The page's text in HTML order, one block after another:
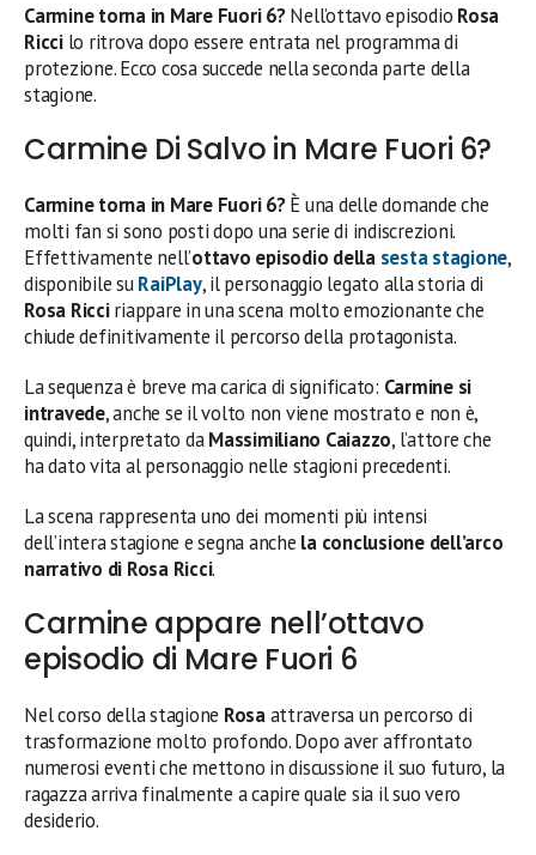
Carmine torna in Mare Fuori 6?Nell’ottavo episodio Rosa
Ricci lo ritrova dopo essere entrata nel programma di
protezione. Ecco cosa succede nella seconda parte della
stagione.
Carmine Di Salvo in Mare Fuori 6?
Carmine torna in Mare Fuori 6?È una delle domande che
molti fan si sono posti dopo una serie di indiscrezioni.
Effettivamente nell’ottavo episodio della sesta stagione,
disponibile suRaiPlay, il personaggio legato alla storia di
Rosa Ricciriappare in una scena molto emozionante che
chiude definitivamente il percorso della protagonista.
La sequenza è breve ma carica di significato: Carmine si
intravede, anche se il volto non viene mostrato e non è,
quindi, interpretato daMassimiliano Caiazzo, l’attore che
ha dato vita al personaggio nelle stagioni precedenti.
La scena rappresenta uno dei momenti più intensi
dell’intera stagione e segna anche la conclusione dell’arco
narrativo di Rosa Ricci.
Carmine appare nell’ottavo
episodio di Mare Fuori 6
Nel corso della stagione Rosaattraversa un percorso di
trasformazione molto profondo. Dopo aver affrontato
numerosi eventi che mettono in discussione il suo futuro, la
ragazza arriva finalmente a capire quale sia il suo vero
desiderio.